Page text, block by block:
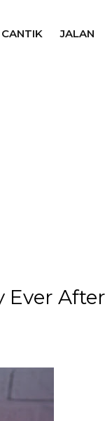
CANTIK JALAN
Ever After